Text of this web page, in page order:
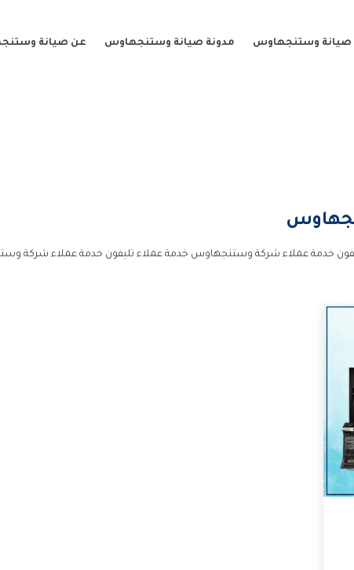
صيانة وستنجهاوس مدونة صيانة وستنجهاوس عن صيانة
خدمة عملاء شركة وستنجهاوس خدمة عملاء تليفون خدمة عملاء شركة